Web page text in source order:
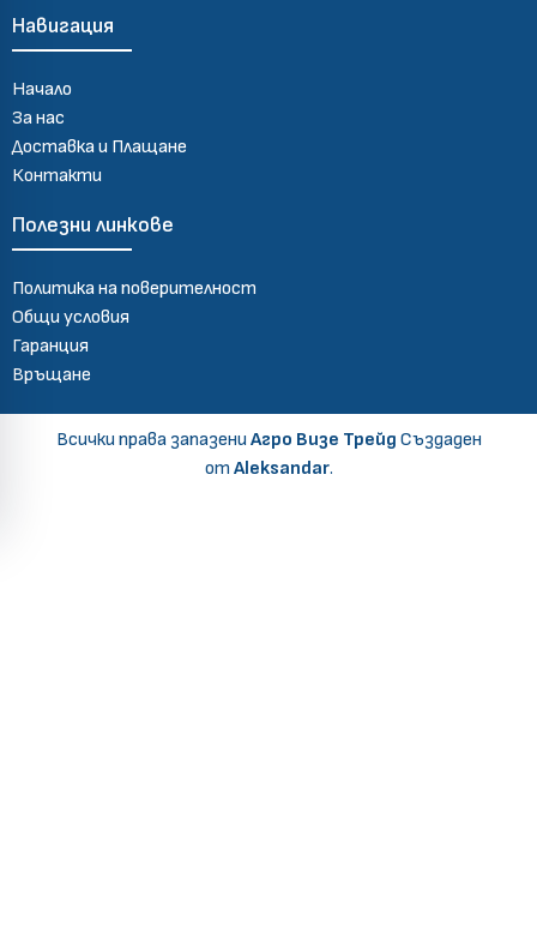
Навигация
Начало
За нас
Доставка и Плащане
Контакти
Полезни линкове
Политика на поверителност
Общи условия
Гаранция
Връщане
Всички права запазениАгро Визе Трейд Създаден
от Aleksandar.